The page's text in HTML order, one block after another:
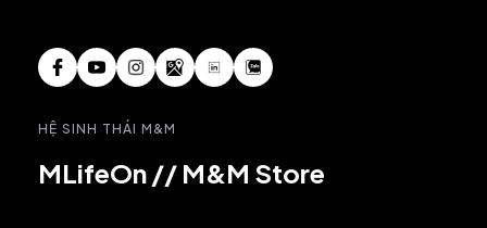
HỆ SINH THÁI M&M
MLifeOn // M&M Store